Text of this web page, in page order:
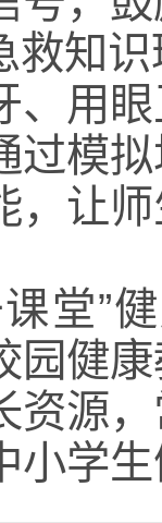
救知
、用
过模
，让
堂”
园健
资源
小学